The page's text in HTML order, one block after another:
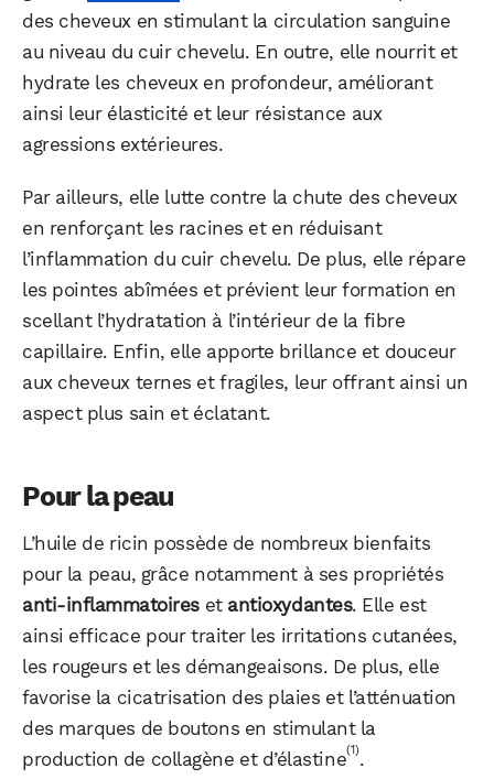
des cheveux en stimulant la circulation sanguine
au niveau du cuir chevelu. En outre, elle nourrit et
hydrate les cheveux en profondeur, améliorant
ainsi leur élasticité et leur résistance aux
agressions extérieures.
Par ailleurs, elle lutte contre la chute des cheveux
en renforçant les racines et en réduisant
l’inflammation du cuir chevelu. De plus, elle répare
les pointes abîmées et prévient leur formation en
scellant l’hydratation à l’intérieur de la fibre
capillaire. Enfin, elle apporte brillance et douceur
aux cheveux ternes et fragiles, leur offrant ainsi un
aspect plus sain et éclatant.
Pour la peau
L’huile de ricin possède de nombreux bienfaits
pour la peau, grâce notamment à ses propriétés
anti-inflammatoireset antioxydantes. Elle est
ainsi efficace pour traiter les irritations cutanées,
les rougeurs et les démangeaisons. De plus, elle
favorise la cicatrisation des plaies et l’atténuation
des marques de boutons en stimulant la
production de collagène et d’élastine(1).